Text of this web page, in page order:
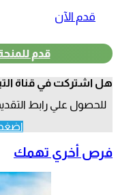
قدم الآن
قدم
هل اشتركت في قناة
للحصول علي رابط التقديم
اضغط
فرص أخري تهمك